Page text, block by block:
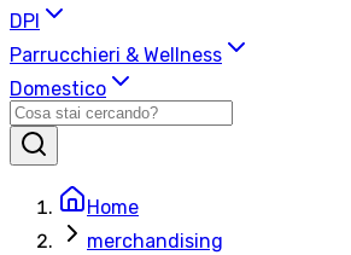
DPI
Parrucchieri & Wellness
Domestico
Home
merchandising